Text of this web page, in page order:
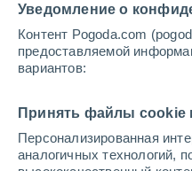
Уведомление о
Контент Pogoda.com
предоставляемой
вариантов:
Принять файлы cookie
Персонализированная
аналогичных технологий,
Погода